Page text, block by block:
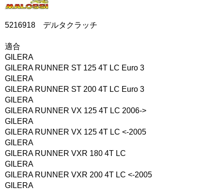
5216918 デルタクラッチ
適合
GILERA
GILERA RUNNER ST 125 4T LC Euro 3
GILERA
GILERA RUNNER ST 200 4T LC Euro 3
GILERA
GILERA RUNNER VX 125 4T LC 2006->
GILERA
GILERA RUNNER VX 125 4T LC <-2005
GILERA
GILERA RUNNER VXR 180 4T LC
GILERA
GILERA RUNNER VXR 200 4T LC <-2005
GILERA